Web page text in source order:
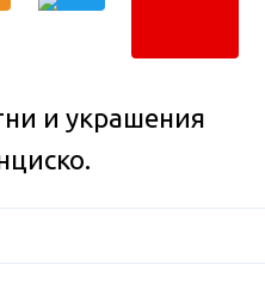
и украшения